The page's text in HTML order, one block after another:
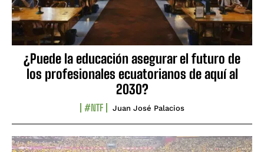
¿Puede la educación asegurar el futuro de
los profesionales ecuatorianos de aquí al
2030?
#NTF Juan José Palacios